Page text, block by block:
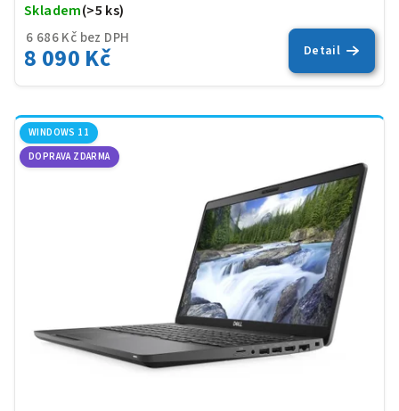
6 686 Kč bez DPH
8 090 Kč
Skladem(>5 ks)
5,0
z
5
Detail
WINDOWS 11
DOPRAVA ZDARMA